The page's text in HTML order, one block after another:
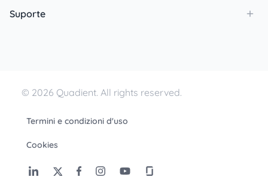
Suporte
© 2026 Quadient. All rights reserved.
Termini e condizioni d'uso
Cookies